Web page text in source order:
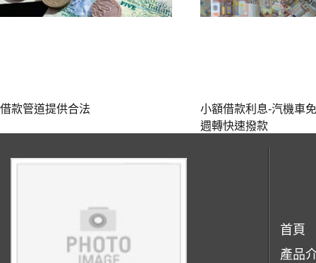
借款管道提供合法
小額借款利息-汽機車
週轉快速撥款‎
首頁
產品